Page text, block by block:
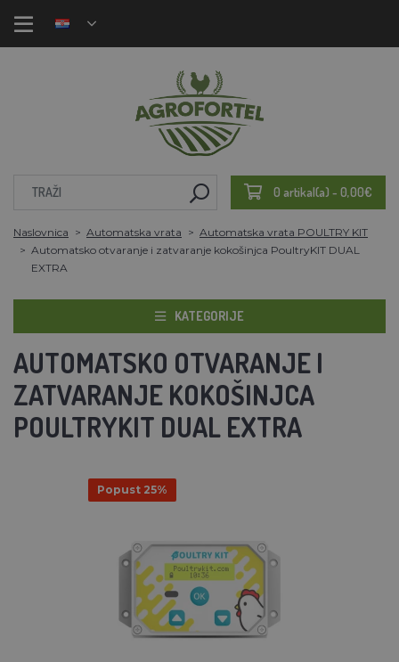
0 artikal(a) - 0,00€
Naslovnica Automatska vrata
Automatska vrata POULTRY KIT
Automatsko otvaranje i zatvaranje kokošinjca PoultryKIT DUAL
EXTRA
KATEGORIJE
AUTOMATSKO OTVARANJE I
ZATVARANJE KOKOŠINJCA
POULTRYKIT DUAL EXTRA
Popust 25%